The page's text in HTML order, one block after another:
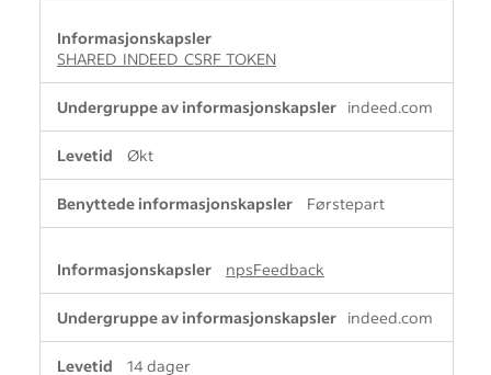
SHARED_INDEED_CSRF_TOKEN
indeed.com
Økt
Førstepart
npsFeedback
indeed.com
14 dager